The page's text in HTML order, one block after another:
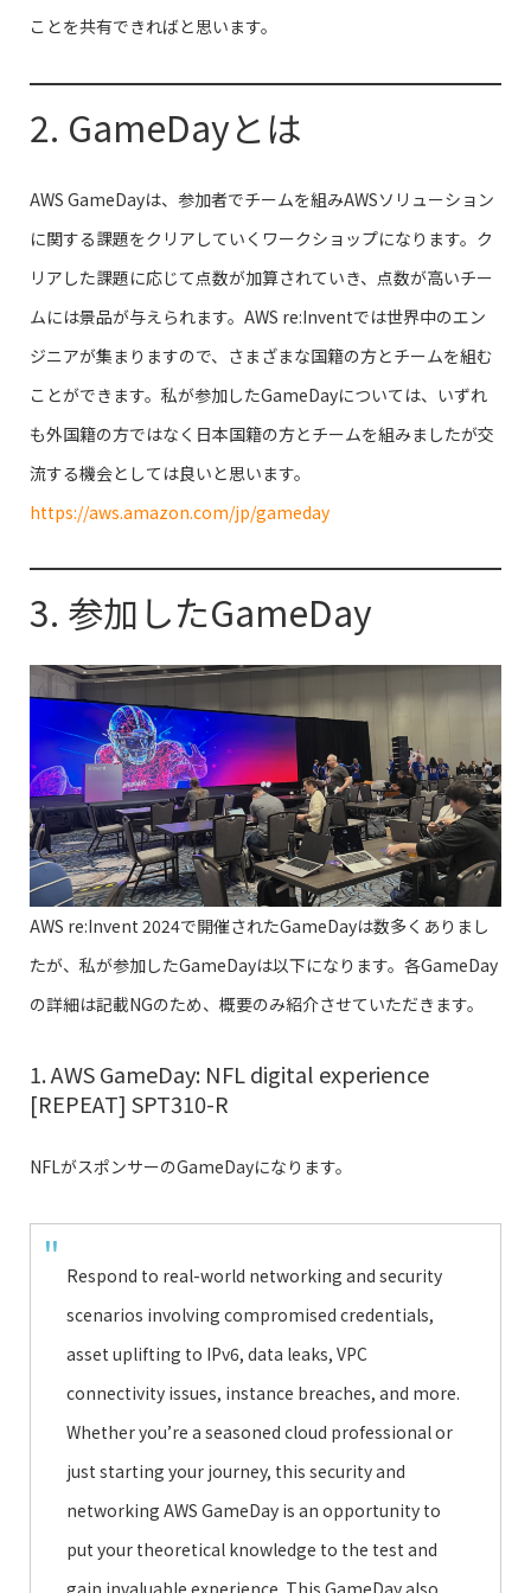
ことを共有できればと思います。
2. GameDayとは
AWS GameDayは、参加者でチームを組みAWSソリューション
に関する課題をクリアしていくワークショップになります。ク
リアした課題に応じて点数が加算されていき、点数が高いチー
ムには景品が与えられます。AWS re:Inventでは世界中のエン
ジニアが集まりますので、さまざまな国籍の方とチームを組む
ことができます。私が参加したGameDayについては、いずれ
も外国籍の方ではなく日本国籍の方とチームを組みましたが交
流する機会としては良いと思います。
https://aws.amazon.com/jp/gameday
3. 参加したGameDay
AWS re:Invent 2024で開催されたGameDayは数多くありまし
たが、私が参加したGameDayは以下になります。各GameDay
の詳細は記載NGのため、概要のみ紹介させていただきます。
1. AWS GameDay: NFL digital experience
[REPEAT] SPT310-R
NFLがスポンサーのGameDayになります。
Respond to real-world networking and security
scenarios involving compromised credentials,
asset uplifting to IPv6, data leaks, VPC
connectivity issues, instance breaches, and more.
Whether you’re a seasoned cloud professional or
just starting your journey, this security and
networking AWS GameDay is an opportunity to
put your theoretical knowledge to the test and
gain invaluable experience. This GameDay also